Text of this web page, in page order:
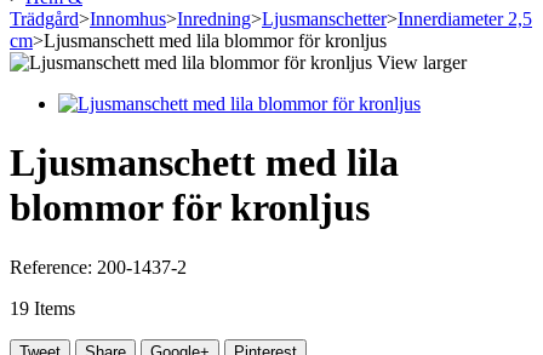
Trädgård>Innomhus>Inredning>Ljusmanschetter>Innerdiameter 2,5
cm>Ljusmanschett med lila blommor för kronljus
View larger
Ljusmanschett med lila
blommor för kronljus
Reference: 200-1437-2
19 Items